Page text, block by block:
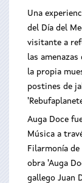
Una
del Día del
visitante a
las
la propia
postines de
Auga Doce
Música a
Filarmonía
obra 'Auga
gallego Juan